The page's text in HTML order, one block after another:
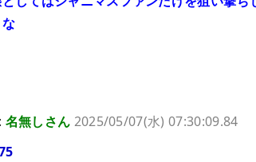
名無しさん 2025/05/07(水) 07:30:09.84